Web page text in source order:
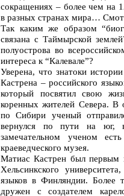
сокращениях – более чем на
в разных странах мира…
Так каким же образом
связана с Таймырской
полуострова во
интереса к “Калевале”?
Уверена, что знатоки
Кастрена – российского
который посвятил свою
коренных жителей Севера. В
по Сибири ученый
вернулся по пути на юг,
замечательном ученом
краеведческого музея.
Матиас Кастрен был первым
Хельсинкского
языков в Финляндии. Более
дружен с создателем